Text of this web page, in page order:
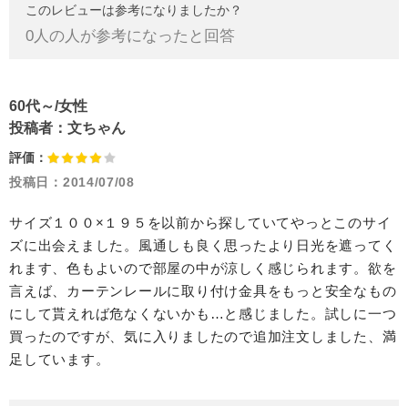
このレビューは参考になりましたか？
0人の人が参考になったと回答
60代～/女性
投稿者： 文ちゃん
評価：
投稿日： 2014/07/08
サイズ１００×１９５を以前から探していてやっとこのサイ
ズに出会えました。風通しも良く思ったより日光を遮ってく
れます、色もよいので部屋の中が涼しく感じられます。欲を
言えば、カーテンレールに取り付け金具をもっと安全なもの
にして貰えれば危なくないかも…と感じました。試しに一つ
買ったのですが、気に入りましたので追加注文しました、満
足しています。